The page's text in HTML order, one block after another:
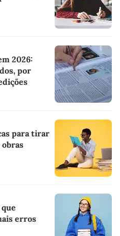
2026:
por
para tirar
erros